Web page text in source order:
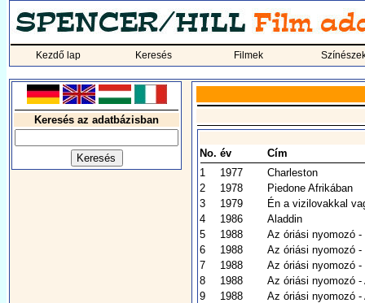
Kezdő lap Keresés Filmek
Keresés az adatbázisban
No. év
Cím
1
1977
Charleston
2
1978
Piedone Afrikában
3
1979
Én a vizilovakkal
4
1986
Aladdin
5
1988
Az óriási nyomozó
6
1988
Az óriási nyomozó -
7
1988
Az óriási nyomozó
8
1988
Az óriási nyomozó
9
1988 Az óriási nyomozó -